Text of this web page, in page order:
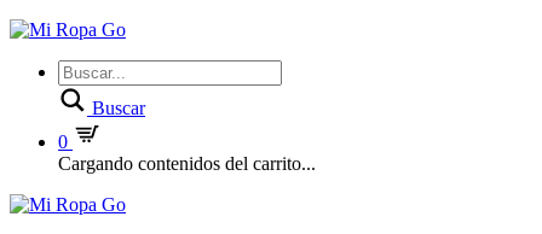
Buscar
0
Cargando contenidos del carrito...